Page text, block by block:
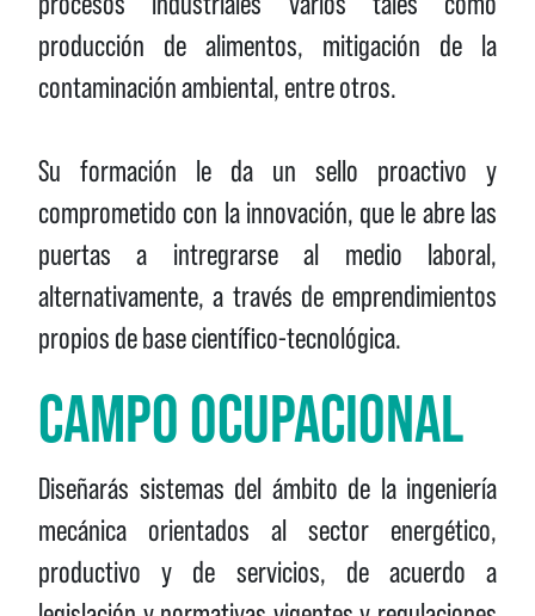
producción de alimentos, mitigación de la
contaminación ambiental, entre otros.
Su formación le da un sello proactivo y
comprometido con la innovación, que le abre las
puertas a intregrarse al medio laboral,
alternativamente, a través de emprendimientos
propios de base científico-tecnológica.
CAMPO OCUPACIONAL
Diseñarás sistemas del ámbito de la ingeniería
mecánica orientados al sector energético,
productivo y de servicios, de acuerdo a